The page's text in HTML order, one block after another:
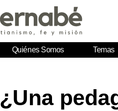
Quiénes Somos Temas
¿Una